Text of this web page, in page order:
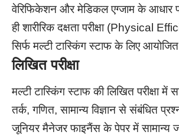
वेरिफिकेशन और मेडिकल एग्जाम के आधार
ही शारीरिक दक्षता परीक्षा (Physical
सिर्फ मल्टी टास्किंग स्टाफ के लिए आयोजित
लिखित परीक्षा
मल्टी टास्किंग स्टाफ की लिखित परीक्षा में
तर्क, गणित, सामान्य विज्ञान से संबंधित
जूनियर मैनेजर फाइनैंस के पेपर में सामान्य